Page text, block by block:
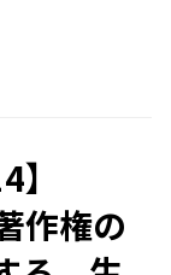
では、メ
の中澤成行
とは 〜読
メディア運
いて徹底解
作権の